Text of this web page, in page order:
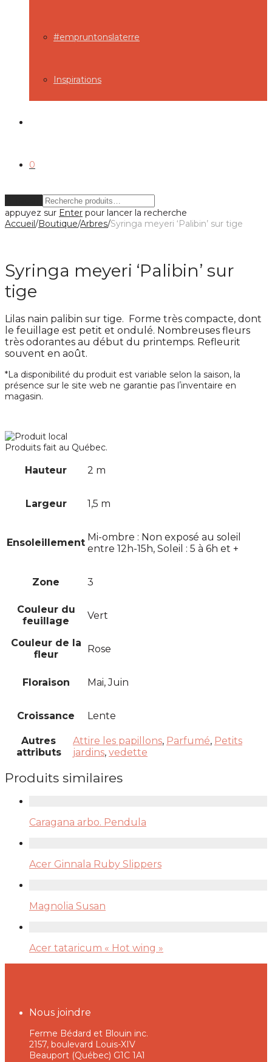
#empruntonslaterre
Inspirations
0
appuyez sur Enter pour lancer la recherche
Accueil/Boutique/Arbres/Syringa meyeri ‘Palibin’ sur tige
Syringa meyeri ‘Palibin’ sur
tige
Lilas nain palibin sur tige. Forme très compacte, dont
le feuillage est petit et ondulé. Nombreuses fleurs
très odorantes au début du printemps. Refleurit
souvent en août.
*La disponibilité du produit est variable selon la saison, la
présence sur le site web ne garantie pas lʼinventaire en
magasin.
Produits fait au Québec.
Hauteur 2 m
Largeur 1,5 m
Ensoleillement Mi-ombre : Non exposé au soleil
entre 12h-15h, Soleil : 5 à 6h et +
Zone 3
Couleur du
feuillage
Vert
Couleur de la
fleur
Rose
Floraison Mai, Juin
Croissance Lente
Autres
attributs
Attire les papillons, Parfumé, Petits
jardins, vedette
Produits similaires
Caragana arbo. Pendula
Acer Ginnala Ruby Slippers
Magnolia Susan
Acer tataricum « Hot wing »
Nous joindre
Ferme Bédard et Blouin inc.
2157, boulevard Louis-XIV
Beauport (Québec) G1C 1A1